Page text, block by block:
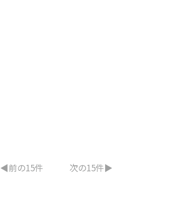
◀︎前の15件 次の15件▶︎